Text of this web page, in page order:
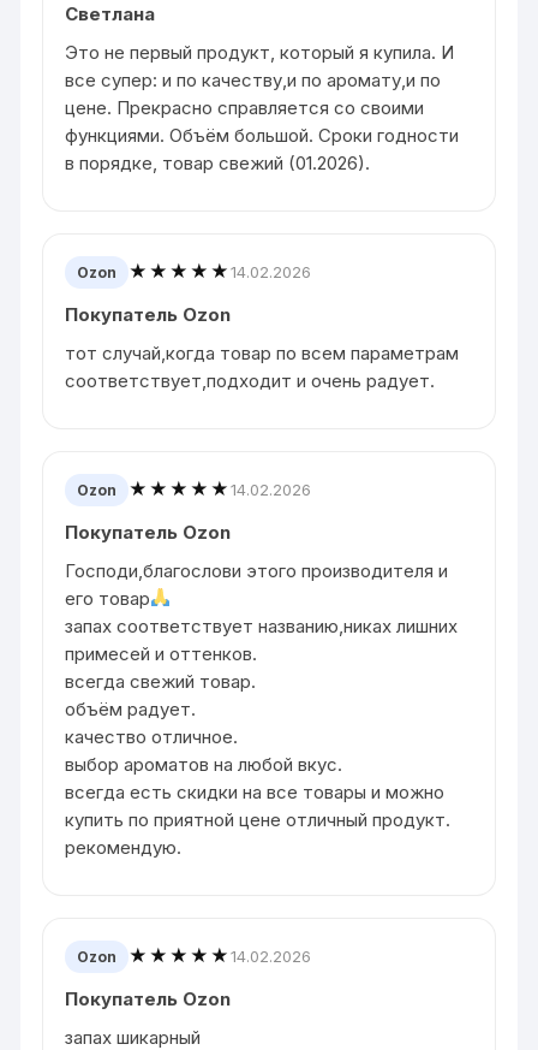
Светлана
Это не первый продукт, который я купила. И
все супер: и по качеству,и по аромату,и по
цене. Прекрасно справляется со своими
функциями. Объём большой. Сроки годности
в порядке, товар свежий (01.2026).
Ozon ★★★★★14.02.2026
Покупатель Ozon
тот случай,когда товар по всем параметрам
соответствует,подходит и очень радует.
Ozon ★★★★★14.02.2026
Покупатель Ozon
Господи,благослови этого производителя и
его товар
запах соответствует названию,никах лишних
примесей и оттенков.
всегда свежий товар.
объём радует.
качество отличное.
выбор ароматов на любой вкус.
всегда есть скидки на все товары и можно
купить по приятной цене отличный продукт.
рекомендую.
Ozon ★★★★★14.02.2026
Покупатель Ozon
запах шикарный